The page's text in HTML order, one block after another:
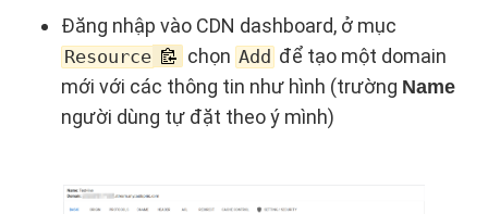
Đăng nhập vào CDN dashboard, ở mục
Resource chọn Add để tạo một domain
mới với các thông tin như hình (trường Name
người dùng tự đặt theo ý mình)